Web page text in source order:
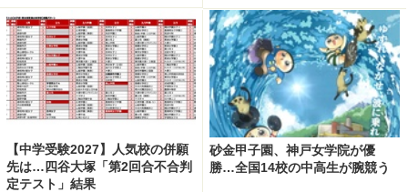
【中学受験2027】人気校の併願
先は…四谷大塚「第2回合不合判
定テスト」結果
砂金甲子園、神戸女学院が優
勝…全国14校の中高生が腕競う